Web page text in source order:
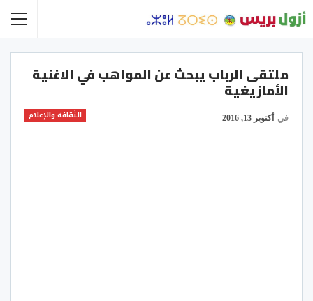
ملتقى الرباب يبحث عن المواهب في الاغنية
الأمازيغية
الثقافة والإعلام في أكتوبر 13, 2016